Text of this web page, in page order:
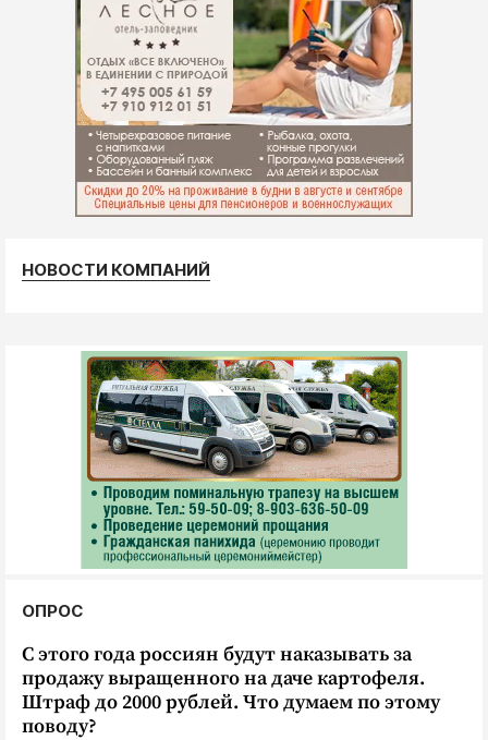
НОВОСТИ КОМПАНИЙ
ОПРОС
С этого года россиян будут наказывать за
продажу выращенного на даче картофеля.
Штраф до 2000 рублей. Что думаем по этому
поводу?